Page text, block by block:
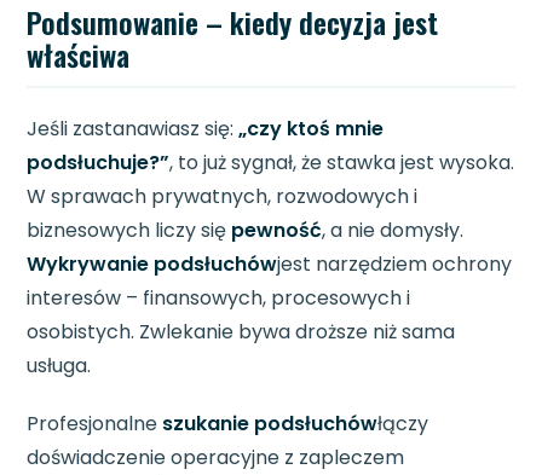
Podsumowanie – kiedy decyzja jest
właściwa
Jeśli zastanawiasz się:„czy ktoś mnie
podsłuchuje?”, to już sygnał, że stawka jest wysoka.
W sprawach prywatnych, rozwodowych i
biznesowych liczy się pewność, a nie domysły.
Wykrywanie podsłuchówjest narzędziem ochrony
interesów – finansowych, procesowych i
osobistych. Zwlekanie bywa droższe niż sama
usługa.
Profesjonalne szukanie podsłuchówłączy
doświadczenie operacyjne z zapleczem